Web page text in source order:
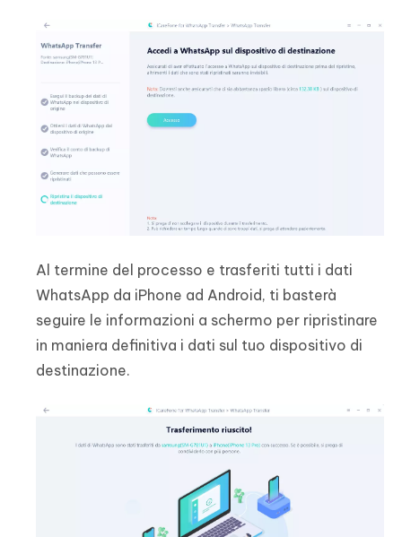
Al termine del processo e trasferiti tutti i dati
WhatsApp da iPhone ad Android, ti basterà
seguire le informazioni a schermo per ripristinare
in maniera definitiva i dati sul tuo dispositivo di
destinazione.